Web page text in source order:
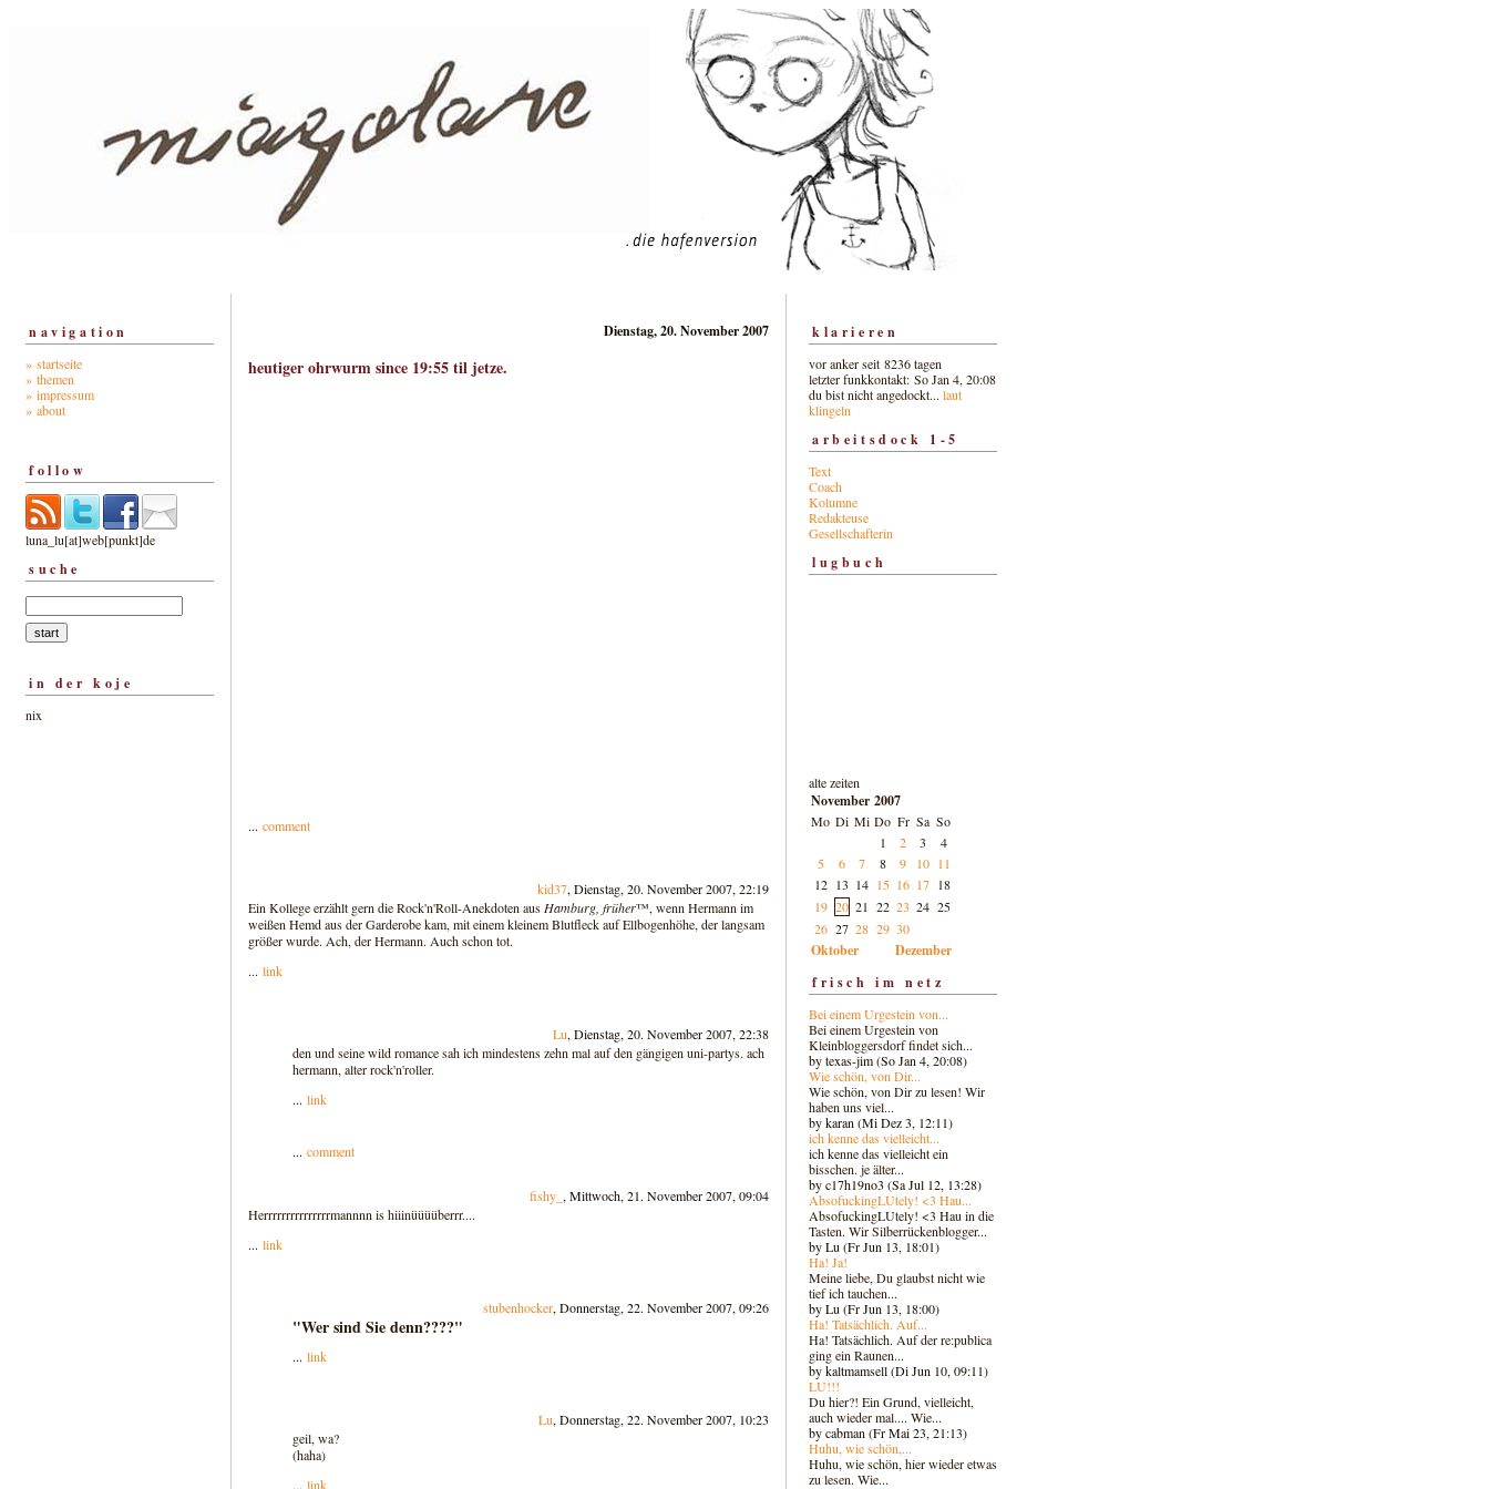
navigation
» startseite
» themen
» impressum
» about
follow
luna_lu[at]web[punkt]de
suche
in der koje
nix
Dienstag, 20. November 2007
heutiger ohrwurm since 19:55 til jetze.
... comment
kid37, Dienstag, 20. November 2007, 22:19
Ein Kollege erzählt gern die Rock'n'Roll-Anekdoten aus Hamburg, früher™, wenn Hermann im
weißen Hemd aus der Garderobe kam, mit einem kleinem Blutfleck auf Ellbogenhöhe, der langsam
größer wurde. Ach, der Hermann. Auch schon tot.
... link
Lu, Dienstag, 20. November 2007, 22:38
den und seine wild romance sah ich mindestens zehn mal auf den gängigen uni-partys. ach
hermann, alter rock'n'roller.
... link
... comment
fishy_ , Mittwoch, 21. November 2007, 09:04
Herrrrrrrrrrrrrrrmannnn is hiiinüüüüberrr....
... link
stubenhocker, Donnerstag, 22. November 2007, 09:26
"Wer sind Sie denn????"
... link
Lu, Donnerstag, 22. November 2007, 10:23
geil, wa?
(haha)
... link
klarieren
vor anker seit 8236 tagen
letzter funkkontakt: So Jan 4, 20:08
du bist nicht angedockt... laut
klingeln
arbeitsdock 1-5
Text
Coach
Kolumne
Redakteuse
Gesellschafterin
lugbuch
alte zeiten
November 2007
Mo Di Mi Do Fr Sa So
1
2 3
4
5
6 7 8 9 10 11
12 13 14 15 16 17 18
19 20 21 22 23 24 25
26 27 28 29 30
Oktober
Dezember
frisch im netz
Bei einem Urgestein von...
Bei einem Urgestein von
Kleinbloggersdorf findet sich...
by texas-jim (So Jan 4, 20:08)
Wie schön, von Dir...
Wie schön, von Dir zu lesen! Wir
haben uns viel...
by karan (Mi Dez 3, 12:11)
ich kenne das vielleicht...
ich kenne das vielleicht ein
bisschen. je älter...
by c17h19no3 (Sa Jul 12, 13:28)
AbsofuckingLUtely! <3 Hau...
AbsofuckingLUtely! <3 Hau in die
Tasten. Wir Silberrückenblogger...
by Lu (Fr Jun 13, 18:01)
Ha! Ja!
Meine liebe, Du glaubst nicht wie
tief ich tauchen...
by Lu (Fr Jun 13, 18:00)
Ha! Tatsächlich. Auf...
Ha! Tatsächlich. Auf der re:publica
ging ein Raunen...
by kaltmamsell (Di Jun 10, 09:11)
LU!!!
Du hier?! Ein Grund, vielleicht,
auch wieder mal.... Wie...
by cabman (Fr Mai 23, 21:13)
Huhu, wie schön,...
Huhu, wie schön, hier wieder etwas
zu lesen. Wie...